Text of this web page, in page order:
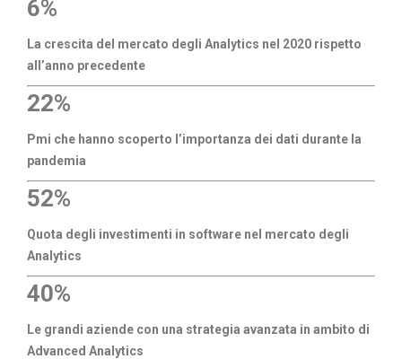
6%
La crescita del mercato degli Analytics nel 2020 rispetto
all’anno precedente
22%
Pmi che hanno scoperto l’importanza dei dati durante la
pandemia
52%
Quota degli investimenti in software nel mercato degli
Analytics
40%
Le grandi aziende con una strategia avanzata in ambito di
Advanced Analytics